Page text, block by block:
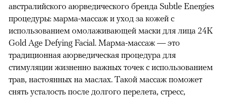
австралийского аюрведического бренда Subtle Energies
процедуры: марма-массаж и уход за кожей с
использованием омолаживающей маски для лица 24K
Gold Age Defying Facial. Марма-массаж — это
традиционная аюрведическая процедура для
стимуляции жизненно важных точек с использованием
трав, настоянных на маслах. Такой массаж поможет
снять усталость после долгого перелета, стресс,